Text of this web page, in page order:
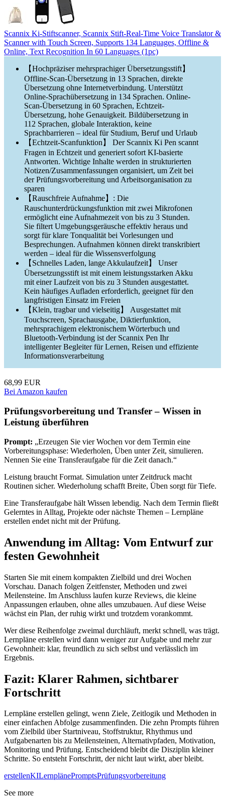
Scannix Ki-Stiftscanner, Scannix Stift-Real-Time Voice Translator &
Scanner with Touch Screen, Supports 134 Languages, Offline &
Online, Text Recognition In 60 Languages (1pc)
【Hochpräziser mehrsprachiger Übersetzungsstift】
Offline-Scan-Übersetzung in 13 Sprachen, direkte
Übersetzung ohne Internetverbindung. Unterstützt
Online-Sprachübersetzung in 134 Sprachen. Online-
Scan-Übersetzung in 60 Sprachen, Echtzeit-
Übersetzung, hohe Genauigkeit. Bildübersetzung in
112 Sprachen, globale Interaktion, keine
Sprachbarrieren – ideal für Studium, Beruf und Urlaub
【Echtzeit-Scanfunktion】 Der Scannix Ki Pen scannt
Fragen in Echtzeit und generiert sofort KI-basierte
Antworten. Wichtige Inhalte werden in strukturierten
Notizen/Zusammenfassungen organisiert, um Zeit bei
der Prüfungsvorbereitung und Arbeitsorganisation zu
sparen
【Rauschfreie Aufnahme】: Die
Rauschunterdrückungsfunktion mit zwei Mikrofonen
ermöglicht eine Aufnahmezeit von bis zu 3 Stunden.
Sie filtert Umgebungsgeräusche effektiv heraus und
sorgt für klare Tonqualität bei Vorlesungen und
Besprechungen. Aufnahmen können direkt transkribiert
werden – ideal für die Wissensverfolgung
【Schnelles Laden, lange Akkulaufzeit】 Unser
Übersetzungsstift ist mit einem leistungsstarken Akku
mit einer Laufzeit von bis zu 3 Stunden ausgestattet.
Kein häufiges Aufladen erforderlich, geeignet für den
langfristigen Einsatz im Freien
【Klein, tragbar und vielseitig】 Ausgestattet mit
Touchscreen, Sprachausgabe, Diktierfunktion,
mehrsprachigem elektronischem Wörterbuch und
Bluetooth-Verbindung ist der Scannix Pen Ihr
intelligenter Begleiter für Lernen, Reisen und effiziente
Informationsverarbeitung
68,99 EUR
Bei Amazon kaufen
Prüfungsvorbereitung und Transfer – Wissen in
Leistung überführen
Prompt: „Erzeugen Sie vier Wochen vor dem Termin eine
Vorbereitungsphase: Wiederholen, Üben unter Zeit, simulieren.
Nennen Sie eine Transferaufgabe für die Zeit danach.“
Leistung braucht Format. Simulation unter Zeitdruck macht
Routinen sicher. Wiederholung schafft Breite, Üben sorgt für Tiefe.
Eine Transferaufgabe hält Wissen lebendig. Nach dem Termin fließt
Gelerntes in Alltag, Projekte oder nächste Themen – Lernpläne
erstellen endet nicht mit der Prüfung.
Anwendung im Alltag: Vom Entwurf zur
festen Gewohnheit
Starten Sie mit einem kompakten Zielbild und drei Wochen
Vorschau. Danach folgen Zeitfenster, Methoden und zwei
Meilensteine. Im Anschluss laufen kurze Reviews, die kleine
Anpassungen erlauben, ohne alles umzubauen. Auf diese Weise
wächst ein Plan, der ruhig wirkt und trotzdem vorankommt.
Wer diese Reihenfolge zweimal durchläuft, merkt schnell, was trägt.
Lernpläne erstellen wird dann weniger zur Aufgabe und mehr zur
Gewohnheit: klar, freundlich zu sich selbst und verlässlich im
Ergebnis.
Fazit: Klarer Rahmen, sichtbarer
Fortschritt
Lernpläne erstellen gelingt, wenn Ziele, Zeitlogik und Methoden in
einer einfachen Abfolge zusammenfinden. Die zehn Prompts führen
vom Zielbild über Startniveau, Stoffstruktur, Rhythmus und
Aufgabenarten bis zu Meilensteinen, Alternativpfaden, Motivation,
Monitoring und Prüfung. Entscheidend bleibt die Disziplin kleiner
Schritte. So entsteht Fortschritt, der nicht laut wirkt, aber bleibt.
erstellenKILernplänePromptsPrüfungsvorbereitung
See more